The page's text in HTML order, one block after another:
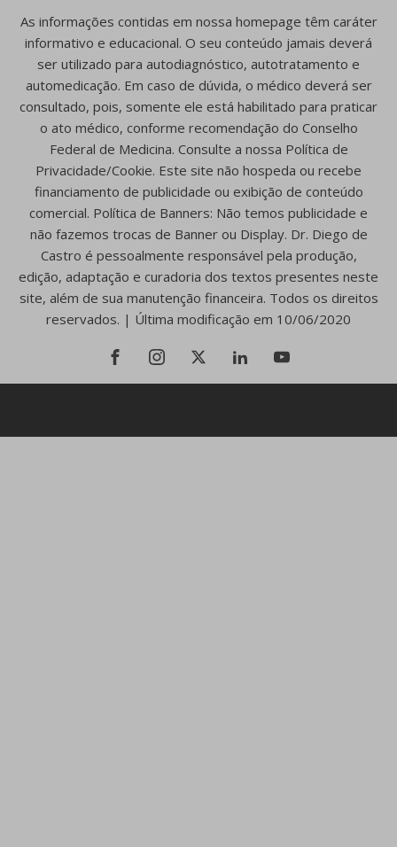
As informações contidas em nossa homepage têm caráter
informativo e educacional. O seu conteúdo jamais deverá
ser utilizado para autodiagnóstico, autotratamento e
automedicação. Em caso de dúvida, o médico deverá ser
consultado, pois, somente ele está habilitado para praticar
o ato médico, conforme recomendação do Conselho
Federal de Medicina. Consulte a nossa Política de
Privacidade/Cookie. Este site não hospeda ou recebe
financiamento de publicidade ou exibição de conteúdo
comercial. Política de Banners: Não temos publicidade e
não fazemos trocas de Banner ou Display. Dr. Diego de
Castro é pessoalmente responsável pela produção,
edição, adaptação e curadoria dos textos presentes neste
site, além de sua manutenção financeira. Todos os direitos
reservados. | Última modificação em 10/06/2020